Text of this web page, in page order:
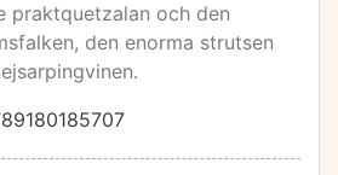
praktquetzalan och den
den enorma strutsen